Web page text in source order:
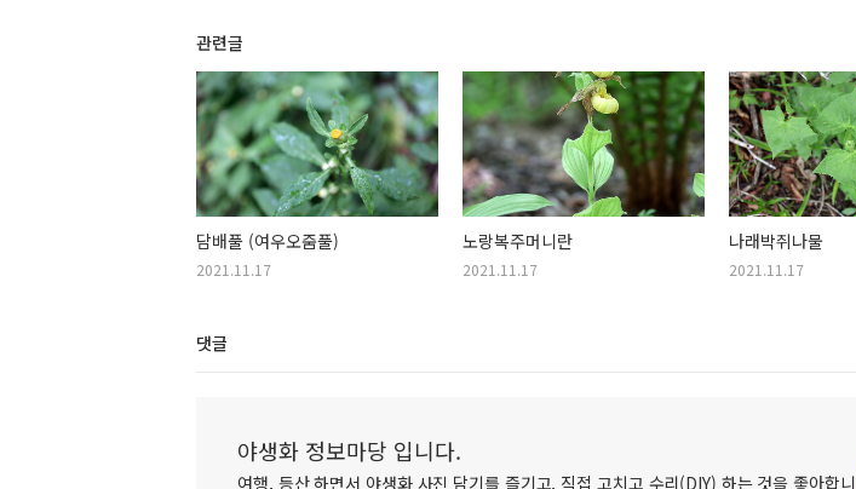
관련글
담배풀 (여우오줌풀)
2021.11.17
노랑복주머니란
2021.11.17
나래박쥐나물
2021.11.17
댓글
야생화 정보마당 입니다.
여행, 등산 하면서 야생화 사진 담기를 즐기고, 직접 고치고 수리(DIY) 하는 것을 좋아합니